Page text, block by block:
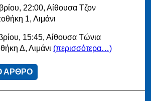
22:00, Αίθουσα Τζον
1, Λιμάνι
15:45, Αίθουσα Τώνια
Δ, Λιμάνι (περισσότερα…)
ΑΡΘΡΟ